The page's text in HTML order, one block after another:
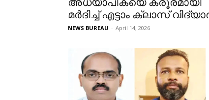
അധ്യാപികയെ ക്രൂരമായി
മര്‍ദിച്ച്‌ എട്ടാം ക്ലാസ്
NEWS BUREAU - April 14, 2026